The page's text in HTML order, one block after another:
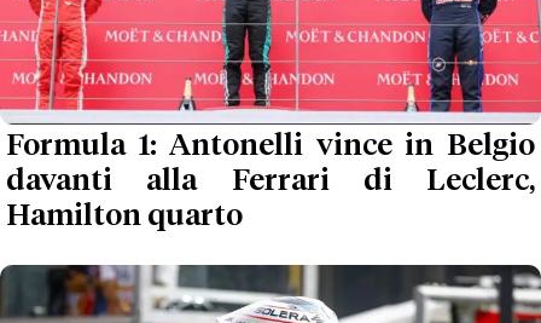
Formula 1: Antonelli vince in Belgio
davanti alla Ferrari di Leclerc,
Hamilton quarto